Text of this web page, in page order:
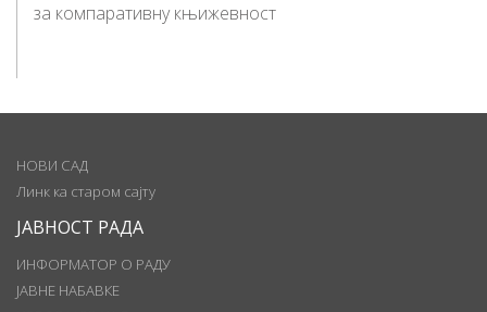
за компаративну књижевност
НОВИ САД
Линк ка старом сајту
ЈАВНОСТ РАДА
ИНФОРМАТОР О РАДУ
ЈАВНЕ НАБАВКЕ